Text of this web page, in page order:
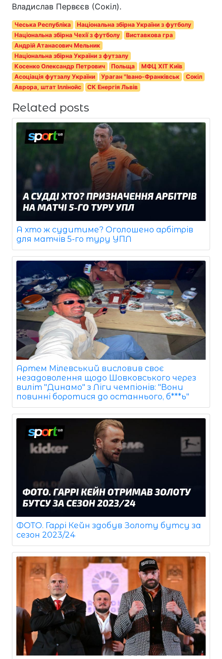
Владислав Первєєв (Сокіл).
Чеська Республіка
Національна збірна України з футболу
Національна збірна Чехії з футболу
Виставкова гра
Андрій Атанасович Мельник
Національна збірна України з футзалу
Косенко Олександр Петрович
Польща
МФЦ ХІТ Київ
Асоціація футзалу України
Ураган "Івано-Франківськ
Сокіл
Аврора, штат Іллінойс
СК Енергія Львів
Related posts
А хто ж судитиме? Оголошено арбітрів
для матчів 5-го туру УПЛ
Артем Мілевський висловив своє
незадоволення щодо Шовковського через
виліт "Динамо" з Ліги чемпіонів: "Вони
повинні боротися до останнього, б***ь"
ФОТО. Гаррі Кейн здобув Золоту бутсу за
сезон 2023/24